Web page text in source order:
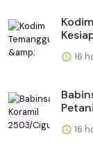
16
16